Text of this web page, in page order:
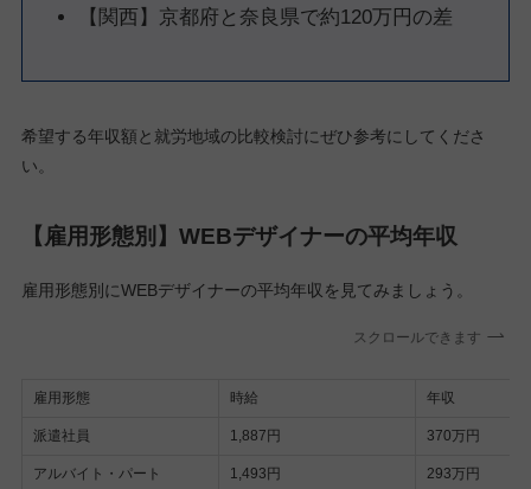
【関西】京都府と奈良県で約120万円の差
希望する年収額と就労地域の比較検討にぜひ参考にしてくださ
い。
【雇用形態別】WEBデザイナーの平均年収
雇用形態別にWEBデザイナーの平均年収を見てみましょう。
スクロールできます
雇用形態 時給 年収
派遣社員 1,887円 370万円
アルバイト・パート 1,493円 293万円